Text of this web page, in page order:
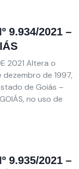
9.934/2021 –
2021 Altera o
de 1997,
de Goiás –
no uso de
9.935/2021 –